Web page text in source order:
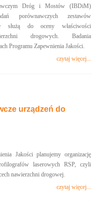
Dróg i Mostów (IBDiM)
porównawczych zestawów
służą do oceny właściwości
drogowych. Badania
Programu Zapewnienia Jakości.
czytaj więcej...
urządzeń do
Jakości planujemy organizację
laserowych RSP, czyli
nawierzchni drogowej.
czytaj więcej...